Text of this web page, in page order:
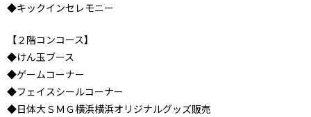
◆キックインセレモニー
【２階コンコース】
◆けん玉ブース
◆ゲームコーナー
◆フェイスシールコーナー
◆日体大ＳＭＧ横浜横浜オリジナルグッズ販売